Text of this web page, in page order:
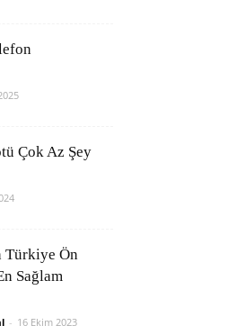
Çok Az Şey
Türkiye Ön
Sağlam
- 16 Ekim 2023